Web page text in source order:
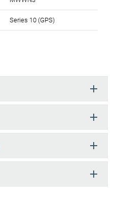
Series 10 (GPS)